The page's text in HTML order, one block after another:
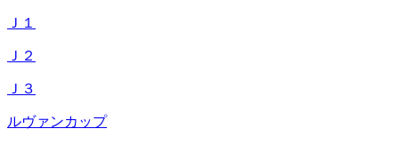
Ｊ１
Ｊ２
Ｊ３
ルヴァンカップ